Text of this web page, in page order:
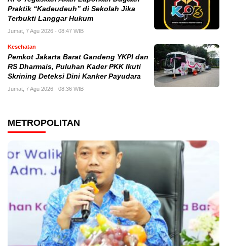
Praktik “Kadeudeuh” di Sekolah Jika
Terbukti Langgar Hukum
Jumat, 7 Agu 2026 - 08:47 WIB
Kesehatan
Pemkot Jakarta Barat Gandeng YKPI dan
RS Dharmais, Puluhan Kader PKK Ikuti
Skrining Deteksi Dini Kanker Payudara
Jumat, 7 Agu 2026 - 08:36 WIB
METROPOLITAN